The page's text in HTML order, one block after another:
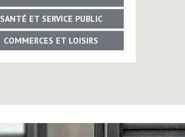
SANTÉ ET SERVICE PUBLIC
COMMERCES ET LOISIRS